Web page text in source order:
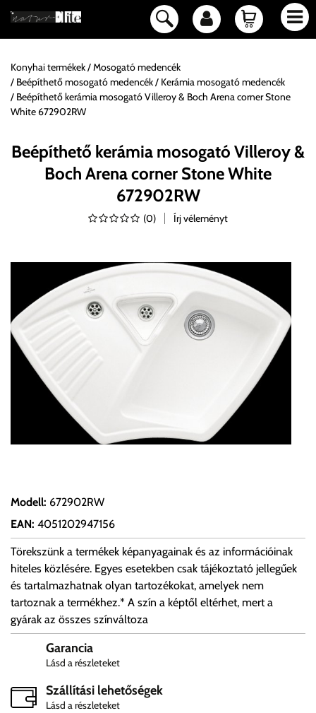
Konyhai termékek
Mosogató medencék
Beépíthető mosogató medencék
Kerámia mosogató medencék
Beépíthető kerámia mosogató Villeroy & Boch Arena corner Stone
White 672902RW
Beépíthető kerámia mosogató Villeroy &
Boch Arena corner Stone White
672902RW
(0) Írj véleményt
Modell: 672902RW
EAN: 4051202947156
Törekszünk a termékek képanyagainak és az információinak
hiteles közlésére. Egyes esetekben csak tájékoztató jellegűek
és tartalmazhatnak olyan tartozékokat, amelyek nem
tartoznak a termékhez.* A szín a képtől eltérhet, mert a
gyárak az összes színváltoza
Garancia
Lásd a részleteket
Szállítási lehetőségek
Lásd a részleteket